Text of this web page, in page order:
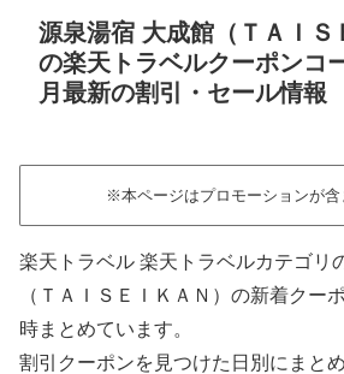
源泉湯宿 大成館（ＴＡＩＳ
の楽天トラベルクーポンコ
月最新の割引・セール情報
※本ページはプロモーションが含
楽天トラベル 楽天トラベルカテゴリ
（ＴＡＩＳＥＩＫＡＮ）の新着クー
時まとめています。
割引クーポンを見つけた日別にまと